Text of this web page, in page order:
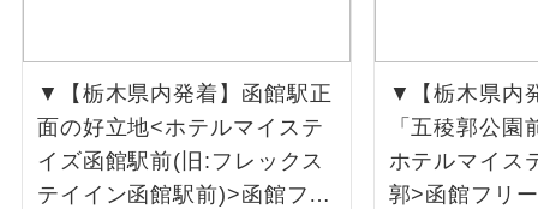
▼【栃木県内発着】函館駅正
面の好立地<ホテルマイステ
イズ函館駅前(旧:フレックス
テイイン函館駅前)>函館フリ
▼【栃木県内
「五稜郭公
ホテルマイス
郭>函館フリ